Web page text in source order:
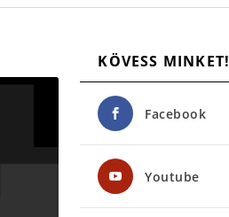
KÖVESS MINKET!
Facebook
Youtube